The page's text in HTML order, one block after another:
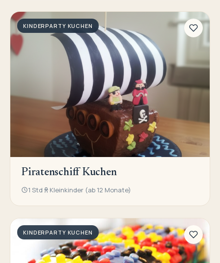
KINDERPARTY KUCHEN
Piratenschiff Kuchen
1 Std Kleinkinder (ab 12 Monate)
KINDERPARTY KUCHEN